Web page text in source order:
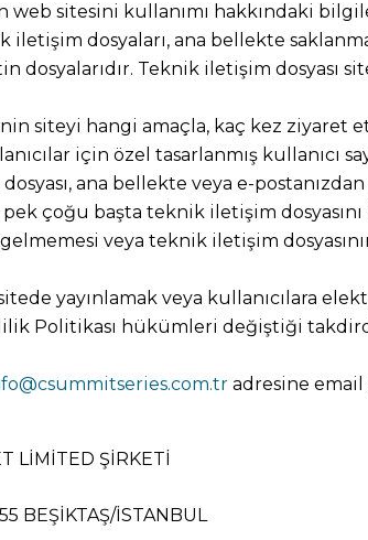
web sitesini kullanımı hakkındaki
iletişim dosyaları, ana bellekte
dosyalarıdır. Teknik iletişim dosyası
siteyi hangi amaçla, kaç kez ziyaret
için özel tasarlanmış kullanıcı
ana bellekte veya e-postanızdan
çoğu başta teknik iletişim
veya teknik iletişim
yayınlamak veya kullanıcılara
Politikası hükümleri değiştiği
adresine
LİMİTED ŞİRKETİ
BEŞİKTAŞ/İSTANBUL